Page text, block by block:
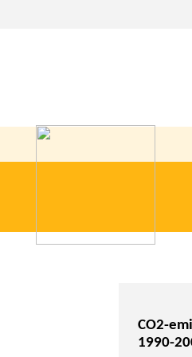
CO2-
1990-